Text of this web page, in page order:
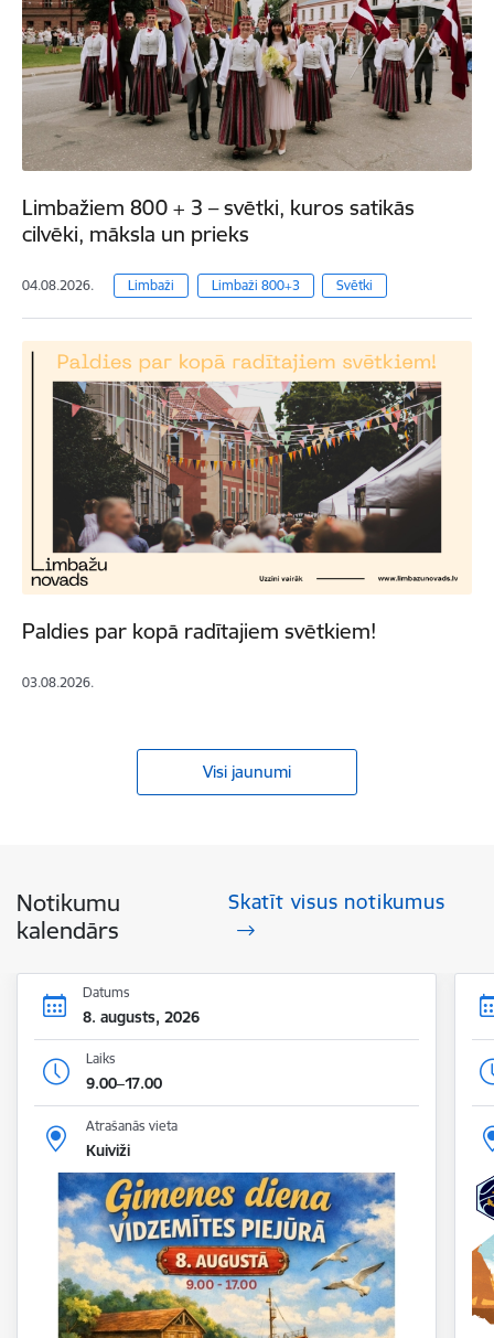
Limbažiem 800 + 3 – svētki, kuros satikās
cilvēki, māksla un prieks
04.08.2026. Limbaži Limbaži 800+3 Svētki
Paldies par kopā radītajiem svētkiem!
03.08.2026.
Visi jaunumi
Notikumu
kalendārs
Skatīt visus notikumus
Datums
8. augusts, 2026
Laiks
9.00–17.00
Atrašanās vieta
Kuiviži